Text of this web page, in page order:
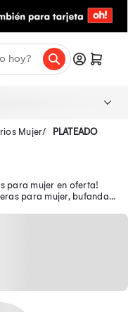
Mujer PLATEADO
para mujer en oferta!
para mujer, bufandas